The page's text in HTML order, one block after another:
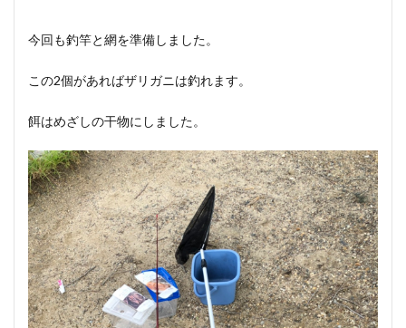
今回も釣竿と網を準備しました。
この2個があればザリガニは釣れます。
餌はめざしの干物にしました。